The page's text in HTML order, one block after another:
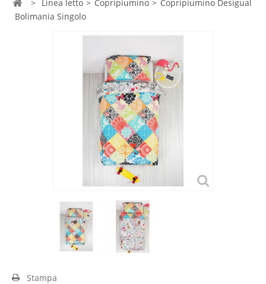
> Linea letto > Copripiumino > Copripiumino Desigual
Bolimania Singolo
Stampa